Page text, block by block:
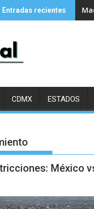
Entradas recientes
CDMX ESTADOS
México